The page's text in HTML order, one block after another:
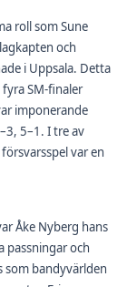
roll som Sune
och
i Uppsala. Detta
SM-finaler
imponerande
5–1. I tre av
var en
Åke Nyberg hans
passningar och
som bandyvärlden